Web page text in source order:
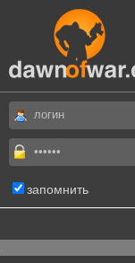
запомнить
.